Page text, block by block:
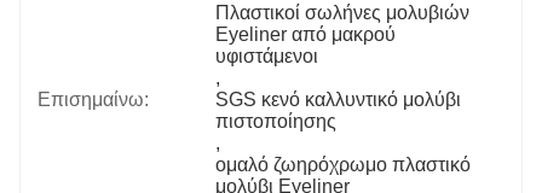
Επισημαίνω:
Πλαστικοί σωλήνες μολυβιών
Eyeliner από μακρού
υφιστάμενοι
,
SGS κενό καλλυντικό μολύβι
πιστοποίησης
,
ομαλό ζωηρόχρωμο πλαστικό
μολύβι Eyeliner